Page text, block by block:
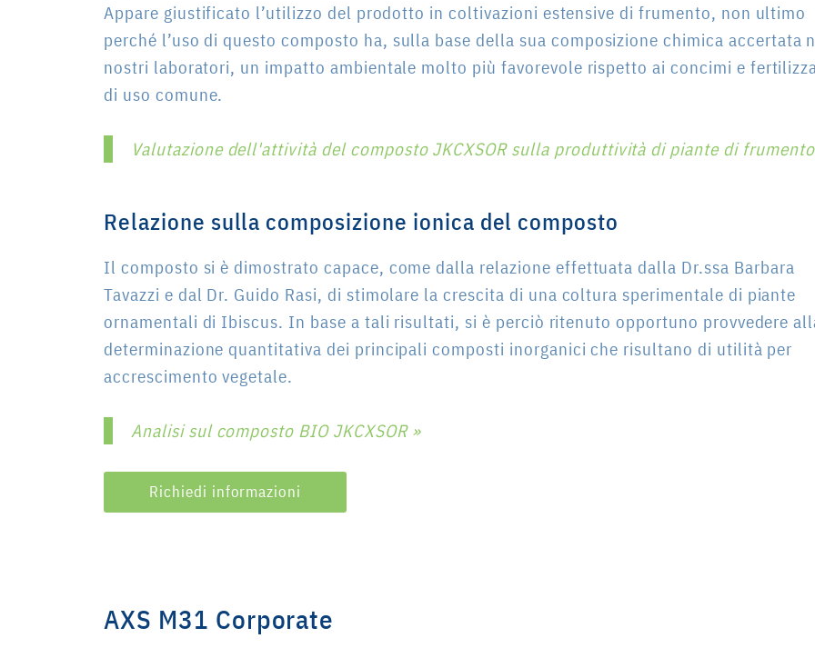
Appare giustificato l’utilizzo del prodotto in coltivazioni estensive di frumento, non ultimo
perché l’uso di questo composto ha, sulla base della sua composizione chimica accertata
nostri laboratori, un impatto ambientale molto più favorevole rispetto ai concimi e
di uso comune.
Valutazione dell'attività del composto JKCXSOR sulla produttività di piante di
Relazione sulla composizione ionica del composto
Il composto si è dimostrato capace, come dalla relazione effettuata dalla Dr.ssa Barbara
Tavazzi e dal Dr. Guido Rasi, di stimolare la crescita di una coltura sperimentale di piante
ornamentali di Ibiscus. In base a tali risultati, si è perciò ritenuto opportuno provvedere
determinazione quantitativa dei principali composti inorganici che risultano di utilità per
accrescimento vegetale.
Analisi sul composto BIO JKCXSOR »
Richiedi informazioni
AXS M31 Corporate